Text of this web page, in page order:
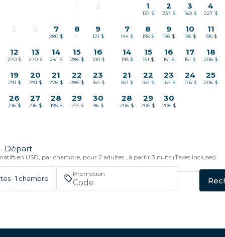
1 2
5 6 7
280 $
8
-
9
121 $
12
270 $
13
270 $
14
281 $
15
286 $
16
100 $
19
291 $
20
291 $
21
276 $
22
286 $
23
164 $
26
216 $
27
216 $
28
195 $
29
144 $
30
96 $
1
137 $
2
237 $
3
180 $
4
227 $
7
144 $
8
195 $
9
195 $
10
195 $
11
195 $
14
195 $
15
151 $
16
151 $
17
151 $
18
206 $
21
167 $
22
167 $
23
167 $
24
176 $
25
206 $
28
206 $
29
206 $
30
206 $
Départ
en USD, par chambre, pour 2 adultes , à partir 3 nuits (Taxes incluses)
· 1 chambre
Promotion